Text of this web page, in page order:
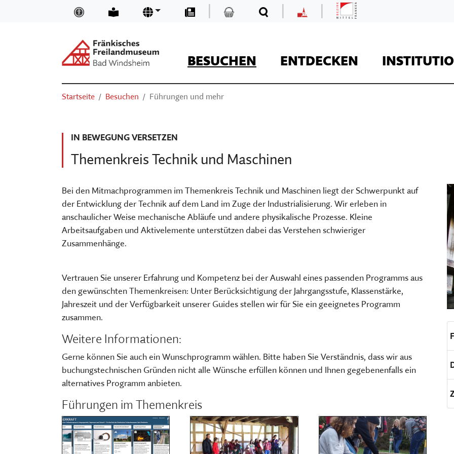
Zum Hauptinhalt springenInklusion und Barrierefreiheit
Leichte Sprache
Sprachen Presse
| Kaufladen | | Mittelfranken
BESUCHEN ENTDECKEN
ORIENTIEREN IM MUSEUM
VERANSTALTUNGEN
AUSSTELLUNGEN
FÜHRUNGEN UND MEHR
ESSEN, TRINKEN & EINKAUFEN
Kaufladen
Der Onlineshop des
Freilandmuseums
HIER KLICKEN
KURSE
VORTRÄGE
THEATER, KINO & KONZERTE
PUBLIKATIONEN, BÜCHER & ZEITSCHRIFTEN
STORCHENNEST
Museum Kirche in
HIER KOMMEN SIE ZUM
FÖRDERVEREIN
STELLENANGEBOTE
MUSEUMSAUFGABEN
PR & ÖFFENTLICHKEITSARBEIT
Museumsaufgaben
Sammeln, bewahren,
MEHR ÜBER UNSERE
Startseite Besuchen Führungen und mehr
Themenkreis Technik und Maschinen
IN BEWEGUNG VERSETZEN
Bei den Mitmachprogrammen im Themenkreis Technik und Maschinen liegt der Schwerpunkt auf
der Entwicklung der Technik auf dem Land im Zuge der Industrialisierung. Wir erleben in
anschaulicher Weise mechanische Abläufe und andere physikalische Prozesse. Kleine
Arbeitsaufgaben und Aktivelemente unterstützen dabei das Verstehen schwieriger
Zusammenhänge.
Vertrauen Sie unserer Erfahrung und Kompetenz bei der Auswahl eines passenden Programms aus
den gewünschten Themenkreisen: Unter Berücksichtigung der Jahrgangsstufe, Klassenstärke,
Jahreszeit und der Verfügbarkeit unserer Guides stellen wir für Sie ein geeignetes Programm
zusammen.
Weitere Informationen:
Gerne können Sie auch ein Wunschprogramm wählen. Bitte haben Sie Verständnis, dass wir aus
buchungstechnischen Gründen nicht alle Wünsche erfüllen können und Ihnen gegebenenfalls ein
alternatives Programm anbieten.
Führungen im Themenkreis